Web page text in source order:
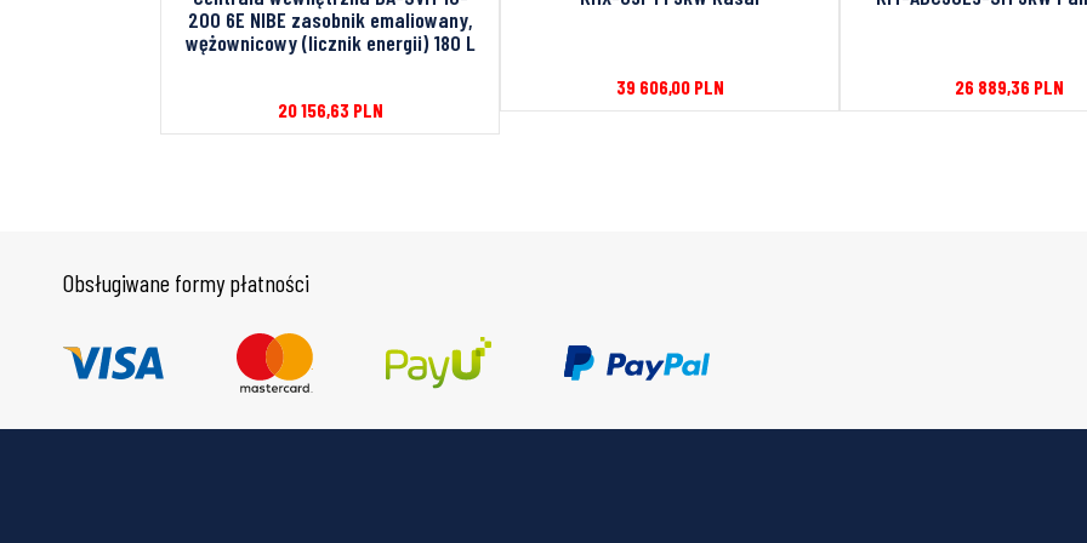
200 6E NIBE zasobnik emaliowany,
wężownicowy (licznik energii) 180 L
20 156,63 PLN
39 606,00 PLN 26 889,36 PLN
Obsługiwane formy płatności